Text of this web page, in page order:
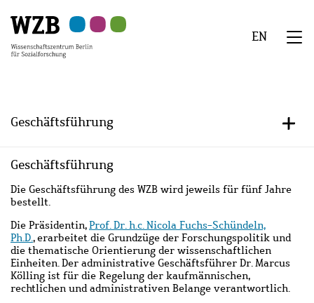
Hauptinhalt
springen
Navigation
springen
Suche
springen
Sekundärnavigation
springen
Fußzeile
springen
EN
Geschäftsführung +/-
Geschäftsführung
Die Geschäftsführung des WZB wird jeweils für fünf Jahre
bestellt.
Die Präsidentin,Prof. Dr. h.c. Nicola Fuchs-Schündeln,
Ph.D.,erarbeitet die Grundzüge der Forschungspolitik und
die thematische Orientierung der wissenschaftlichen
Einheiten. Der administrative Geschäftsführer Dr. Marcus
Kölling ist für die Regelung der kaufmännischen,
rechtlichen und administrativen Belange verantwortlich.